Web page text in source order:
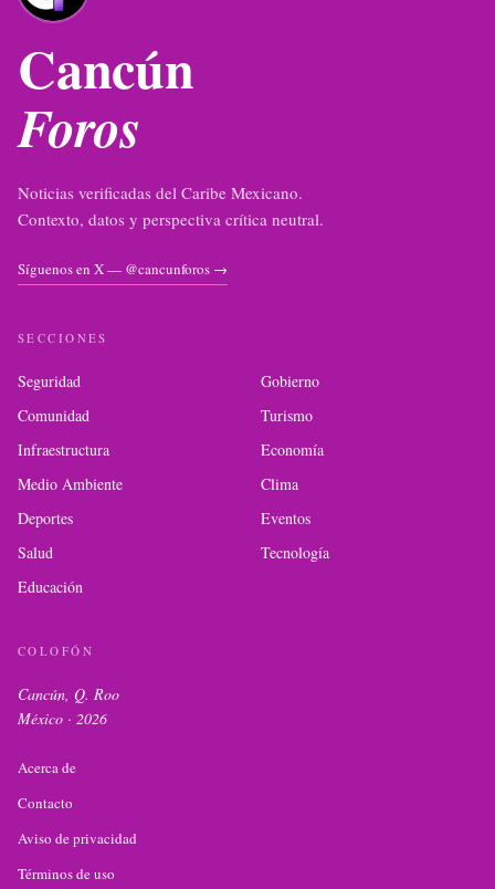
Cancún
Foros
Noticias verificadas del Caribe Mexicano.
Contexto, datos y perspectiva crítica neutral.
Síguenos en X — @cancunforos →
SECCIONES
Seguridad
Gobierno
Comunidad
Turismo
Infraestructura
Economía
Medio Ambiente
Clima
Deportes
Eventos
Salud
Tecnología
Educación
COLOFÓN
Cancún, Q. Roo
México · 2026
Acerca de
Contacto
Aviso de privacidad
Términos de uso